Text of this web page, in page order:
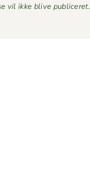
vil ikke blive publiceret.